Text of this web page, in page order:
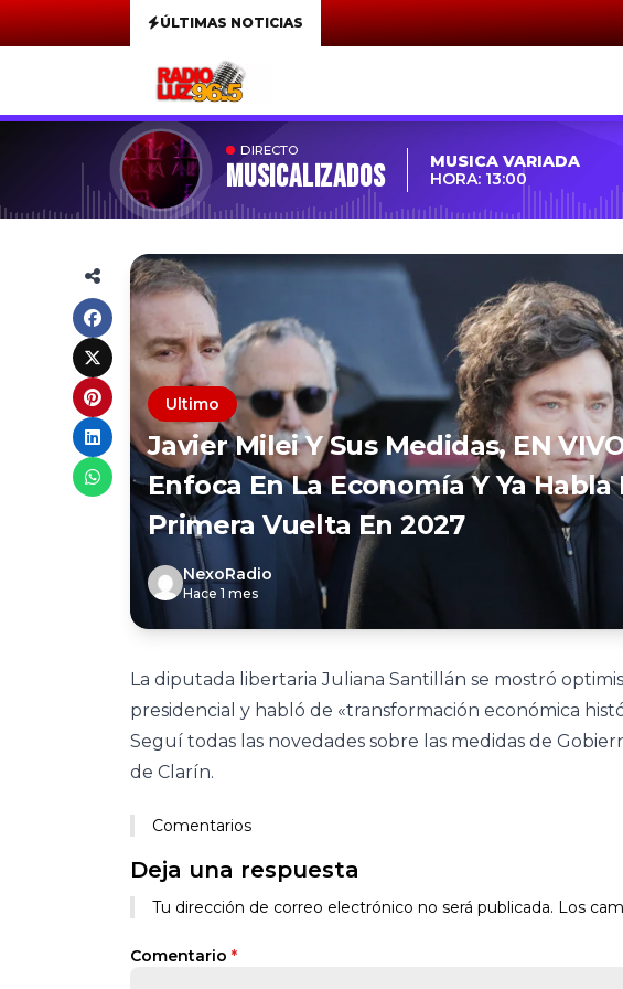
ÚLTIMAS NOTICIAS
DIRECTO
MUSICALIZADOS
MUSICA VARIADA
HORA: 13:00
Ultimo
Javier Milei Y Sus Medidas, EN
Enfoca En La Economía Y Ya
Primera Vuelta En 2027
NexoRadio
Hace 1 mes
La diputada libertaria Juliana Santillán se mostró
presidencial y habló de «transformación económica
Seguí todas las novedades sobre las medidas de
de Clarín.
Comentarios
Deja una respuesta
Tu dirección de correo electrónico no será publicada. Los
Comentario *